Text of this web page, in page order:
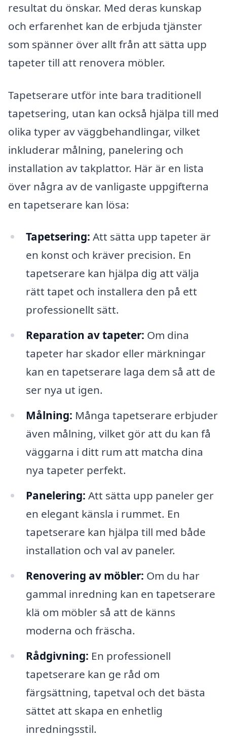
resultat du önskar. Med deras kunskap
och erfarenhet kan de erbjuda tjänster
som spänner över allt från att sätta upp
tapeter till att renovera möbler.
Tapetserare utför inte bara traditionell
tapetsering, utan kan också hjälpa till med
olika typer av väggbehandlingar, vilket
inkluderar målning, panelering och
installation av takplattor. Här är en lista
över några av de vanligaste uppgifterna
en tapetserare kan lösa:
Tapetsering: Att sätta upp tapeter är
en konst och kräver precision. En
tapetserare kan hjälpa dig att välja
rätt tapet och installera den på ett
professionellt sätt.
Reparation av tapeter: Om dina
tapeter har skador eller märkningar
kan en tapetserare laga dem så att de
ser nya ut igen.
Målning: Många tapetserare erbjuder
även målning, vilket gör att du kan få
väggarna i ditt rum att matcha dina
nya tapeter perfekt.
Panelering: Att sätta upp paneler ger
en elegant känsla i rummet. En
tapetserare kan hjälpa till med både
installation och val av paneler.
Renovering av möbler: Om du har
gammal inredning kan en tapetserare
klä om möbler så att de känns
moderna och fräscha.
Rådgivning: En professionell
tapetserare kan ge råd om
färgsättning, tapetval och det bästa
sättet att skapa en enhetlig
inredningsstil.